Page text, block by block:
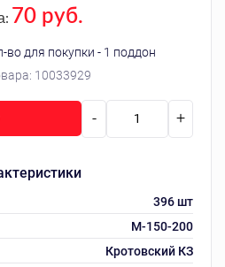
10033929
70 руб.
для покупки - 1 поддон
396 шт
М-150-200
Кротовский КЗ
- +